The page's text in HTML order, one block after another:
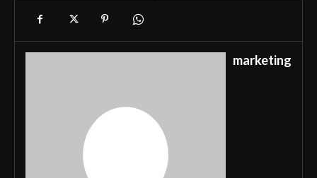
marketing